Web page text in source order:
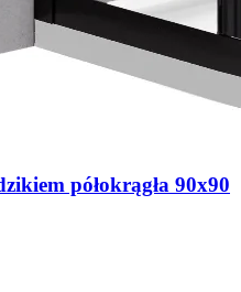
półokrągła 90x90